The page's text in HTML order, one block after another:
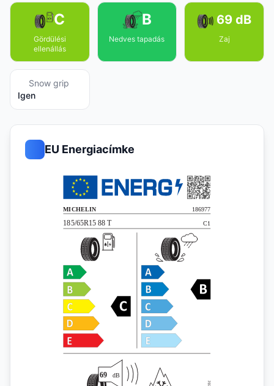
C
Gördülési
ellenállás
B
Nedves tapadás
69 dB
Zaj
Snow grip
Igen
EU Energiacímke